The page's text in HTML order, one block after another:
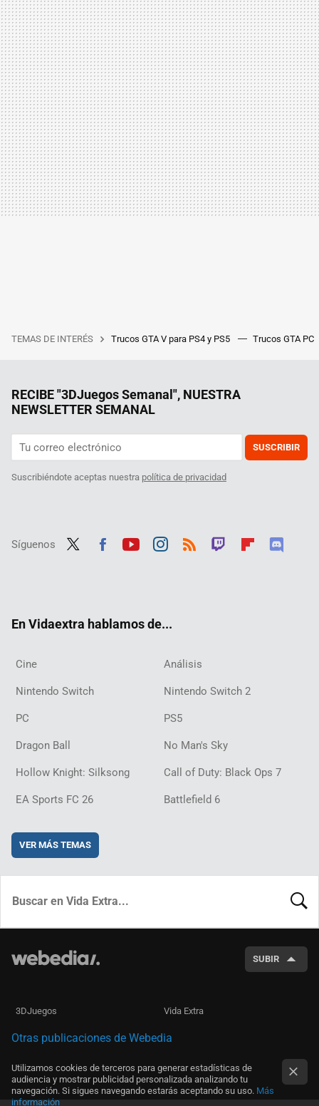
TEMAS DE INTERÉS Trucos GTA V para PS4 y PS5 Trucos GTA PC
RECIBE "3DJuegos Semanal", NUESTRA
NEWSLETTER SEMANAL
SUSCRIBIR
Suscribiéndote aceptas nuestra política de privacidad
Síguenos
En Vidaextra hablamos de...
Cine Análisis
Nintendo Switch Nintendo Switch 2
PC PS5
Dragon Ball No Man's Sky
Hollow Knight: Silksong Call of Duty: Black Ops 7
EA Sports FC 26 Battlefield 6
VER MÁS TEMAS
SUBIR
3DJuegos Vida Extra
Otras publicaciones de Webedia
Utilizamos cookies de terceros para generar estadísticas de
audiencia y mostrar publicidad personalizada analizando tu
navegación. Si sigues navegando estarás aceptando su uso. Más
información